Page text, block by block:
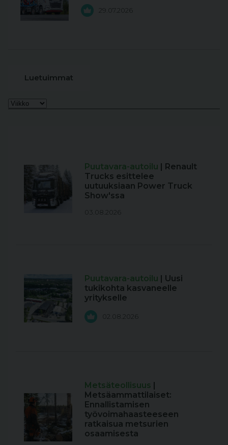
29.07.2026
Luetuimmat
Puutavara-autoilu | Renault
Trucks esittelee
uutuuksiaan Power Truck
Show'ssa
03.08.2026
Puutavara-autoilu | Uusi
tukikohta kasvaneelle
yritykselle
02.08.2026
Metsäteollisuus |
Metsäammattilaiset:
Ennallistamisen
työvoimahaasteeseen
ratkaisua metsurien
osaamisesta